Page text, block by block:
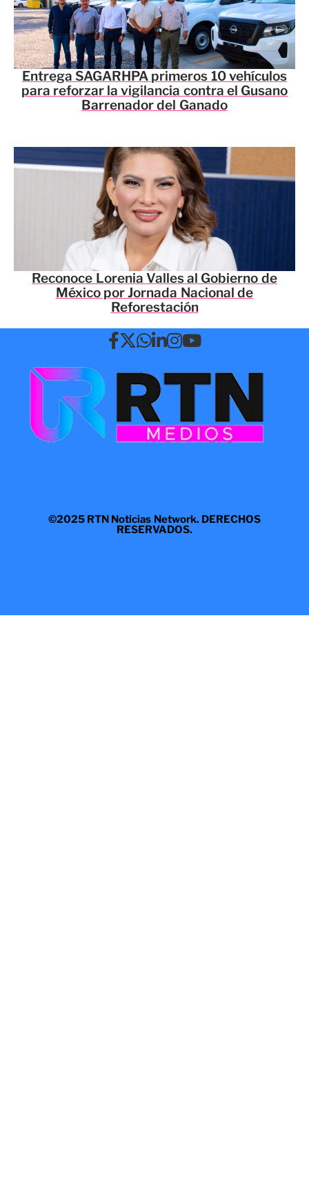
Entrega SAGARHPA primeros 10 vehículos
para reforzar la vigilancia contra el Gusano
Barrenador del Ganado
Reconoce Lorenia Valles al Gobierno de
México por Jornada Nacional de
Reforestación
©2025 RTN Noticias Network. DERECHOS
RESERVADOS.